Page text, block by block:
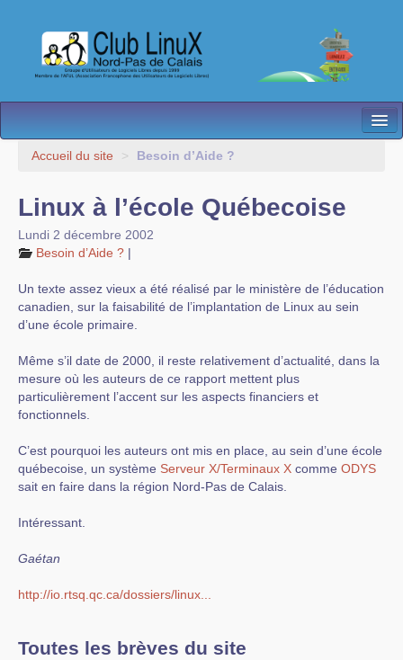
L’Association
Contact
Les antennes
Espace membres
Accueil du site > Besoin d’Aide ?
Linux à l’école Québecoise
Lundi 2 décembre 2002
Besoin d’Aide ? |
Un texte assez vieux a été réalisé par le ministère de l’éducation
canadien, sur la faisabilité de l’implantation de Linux au sein
d’une école primaire.
Même s’il date de 2000, il reste relativement d’actualité, dans la
mesure où les auteurs de ce rapport mettent plus
particulièrement l’accent sur les aspects financiers et
fonctionnels.
C’est pourquoi les auteurs ont mis en place, au sein d’une école
québecoise, un système Serveur X/Terminaux X comme ODYS
sait en faire dans la région Nord-Pas de Calais.
Intéressant.
Gaétan
http://io.rtsq.qc.ca/dossiers/linux...
Toutes les brèves du site